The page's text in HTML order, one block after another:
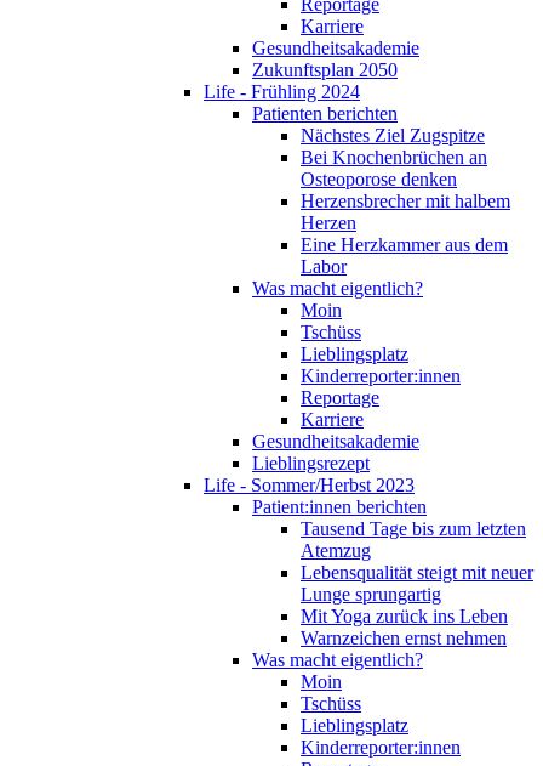
Reportage
Karriere
Gesundheitsakademie
Zukunftsplan 2050
Life - Frühling 2024
Patienten berichten
Nächstes Ziel Zugspitze
Bei Knochenbrüchen an
Osteoporose denken
Herzensbrecher mit halbem
Herzen
Eine Herzkammer aus dem
Labor
Was macht eigentlich?
Moin
Tschüss
Lieblingsplatz
Kinderreporter:innen
Reportage
Karriere
Gesundheitsakademie
Lieblingsrezept
Life - Sommer/Herbst 2023
Patient:innen berichten
Tausend Tage bis zum letzten
Atemzug
Lebensqualität steigt mit neuer
Lunge sprungartig
Mit Yoga zurück ins Leben
Warnzeichen ernst nehmen
Was macht eigentlich?
Moin
Tschüss
Lieblingsplatz
Kinderreporter:innen